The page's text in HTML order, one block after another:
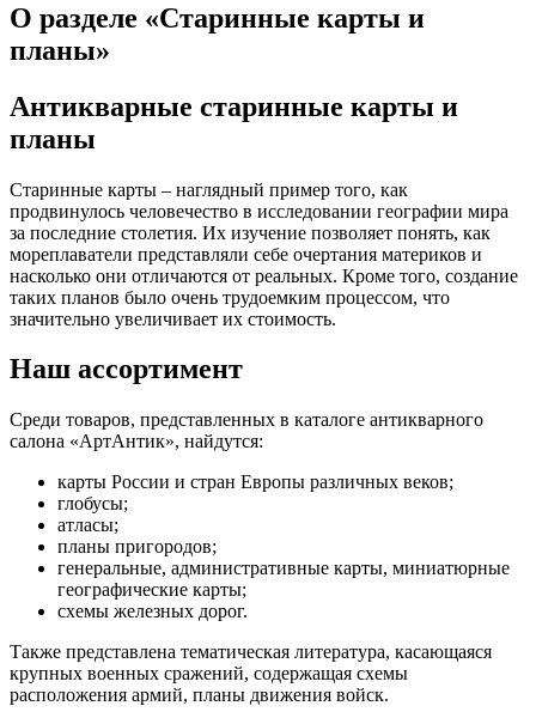
О разделе «Старинные карты и
планы»
Антикварные старинные карты и
планы
Старинные карты – наглядный пример того, как
продвинулось человечество в исследовании географии мира
за последние столетия. Их изучение позволяет понять, как
мореплаватели представляли себе очертания материков и
насколько они отличаются от реальных. Кроме того, создание
таких планов было очень трудоемким процессом, что
значительно увеличивает их стоимость.
Наш ассортимент
Среди товаров, представленных в каталоге антикварного
салона «АртАнтик», найдутся:
карты России и стран Европы различных веков;
глобусы;
атласы;
планы пригородов;
генеральные, административные карты, миниатюрные
географические карты;
схемы железных дорог.
Также представлена тематическая литература, касающаяся
крупных военных сражений, содержащая схемы
расположения армий, планы движения войск.